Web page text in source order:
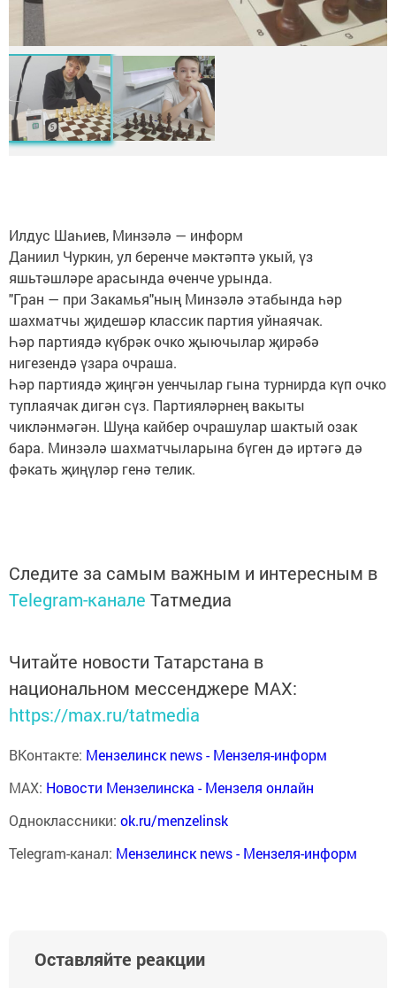
Илдус Шаһиев, Минзәлә — информ
Даниил Чуркин, ул беренче мәктәптә укый, үз
яшьтәшләре арасында өченче урында.
"Гран — при Закамья"ның Минзәлә этабында һәр
шахматчы җидешәр классик партия уйнаячак.
Һәр партиядә күбрәк очко җыючылар җирәбә
нигезендә үзара очраша.
Һәр партиядә җиңгән уенчылар гына турнирда күп очко
туплаячак дигән сүз. Партияләрнең вакыты
чикләнмәгән. Шуңа кайбер очрашулар шактый озак
бара. Минзәлә шахматчыларына бүген дә иртәгә дә
фәкать җиңүләр генә телик.
Следите за самым важным и интересным в
Telegram-канале Татмедиа
Читайте новости Татарстана в
национальном мессенджере MАХ:
https://max.ru/tatmedia
ВКонтакте: Мензелинск news - Мензеля-информ
MAX: Новости Мензелинска - Мензеля онлайн
Одноклассники: ok.ru/menzelinsk
Telegram-канал: Мензелинск news - Мензеля-информ
Оставляйте реакции